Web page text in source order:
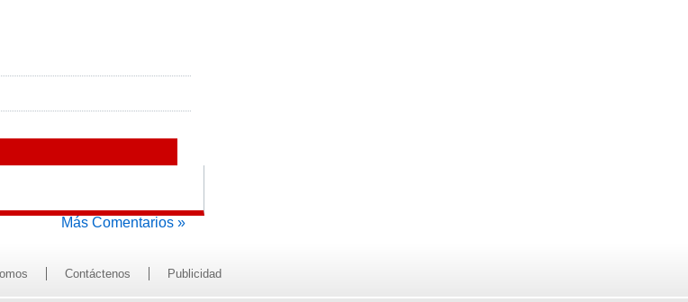
Más Comentarios »
Contáctenos Publicidad